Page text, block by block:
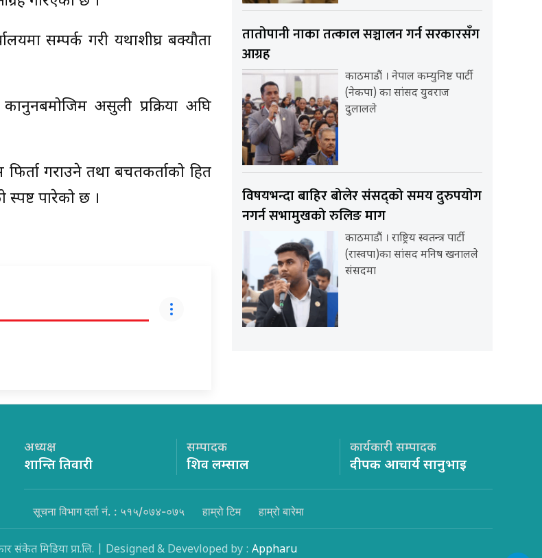
सम्पर्क गरी यथाशीघ्र बक्यौता
असुली प्रक्रिया अघि
गराउने तथा बचतकर्ताको हित
पारेको छ ।
तातोपानी नाका तत्काल सञ्चालन गर्न सरकारसँग
आग्रह
काठमाडौं । नेपाल कम्युनिष्ट पार्टी
(नेकपा) का सांसद युवराज
दुलालले
विषयभन्दा बाहिर बोलेर संसद्को समय दुरुपयोग
नगर्न सभामुखको रुलिङ माग
काठमाडौं । राष्ट्रिय स्वतन्त्र पार्टी
(रास्वपा)का सांसद मनिष खनालले
संसदमा
अध्यक्ष
शान्ति तिवारी
सम्पादक
शिव लम्साल
कार्यकारी सम्पादक
दीपक आचार्य सानुभाइ
सूचना विभाग दर्ता नं. : ५१५/०७४-०७५ हाम्रो टिम हाम्रो बारेमा
संकेत मिडिया प्रा.लि. | Designed & Devevloped by : Appharu